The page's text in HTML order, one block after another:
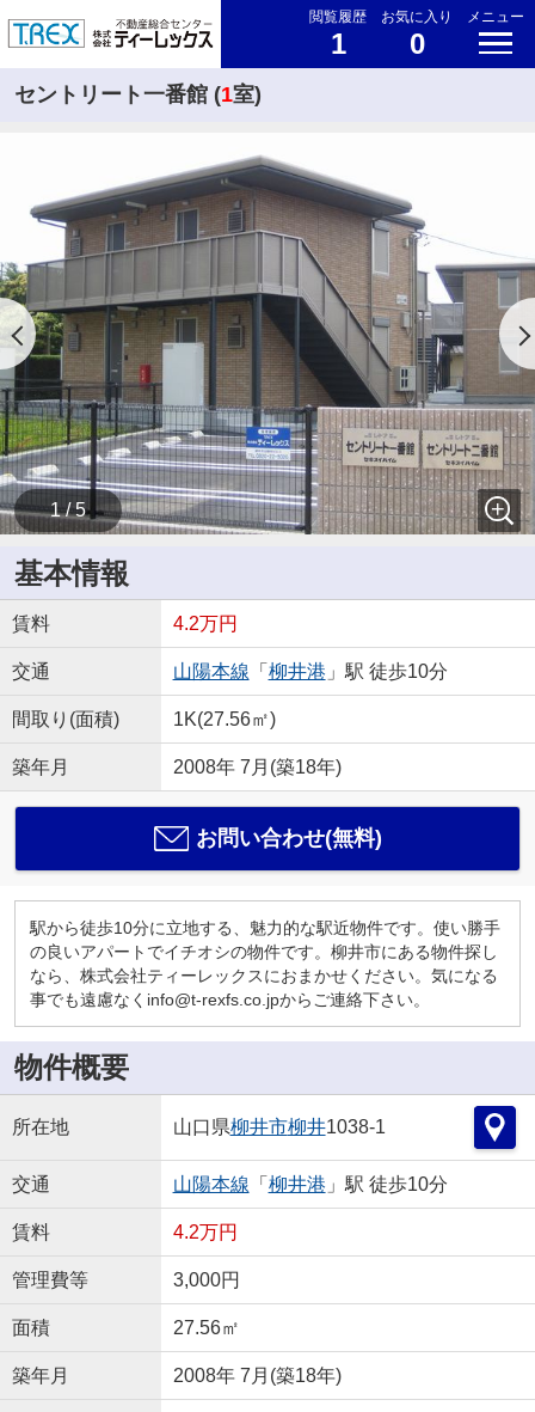
閲覧履歴
1
お気に入り
0
メニュー
セントリート一番館 (1室)
1 / 5
基本情報
賃料 4.2万円
交通 山陽本線 「 柳井港 」駅 徒歩10分
間取り(面積) 1K(27.56㎡)
築年月 2008年 7月(築18年)
お問い合わせ(無料)
駅から徒歩10分に立地する、魅力的な駅近物件です。使い勝手
の良いアパートでイチオシの物件です。柳井市にある物件探し
なら、株式会社ティーレックスにおまかせください。気になる
事でも遠慮なくinfo@t-rexfs.co.jpからご連絡下さい。
物件概要
所在地 山口県柳井市柳井1038-1
交通 山陽本線 「 柳井港 」駅 徒歩10分
賃料 4.2万円
管理費等 3,000円
面積 27.56㎡
築年月 2008年 7月(築18年)